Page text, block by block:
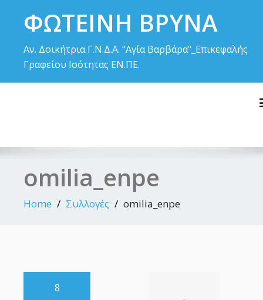
contentΦΩΤΕΙΝΗ ΒΡΥΝΑ
Αν. Δοικήτρια Γ.Ν.Δ.Α. "Αγία Βαρβάρα"_Επικεφαλής
Γραφείου Ισότητας ΕΝ.ΠΕ.
omilia_enpe
Home Συλλογές omilia_enpe
8